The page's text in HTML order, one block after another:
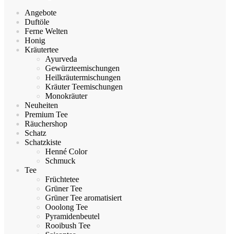
Angebote
Duftöle
Ferne Welten
Honig
Kräutertee
Ayurveda
Gewürzteemischungen
Heilkräutermischungen
Kräuter Teemischungen
Monokräuter
Neuheiten
Premium Tee
Räuchershop
Schatz
Schatzkiste
Henné Color
Schmuck
Tee
Früchtetee
Grüner Tee
Grüner Tee aromatisiert
Ooolong Tee
Pyramidenbeutel
Rooibush Tee